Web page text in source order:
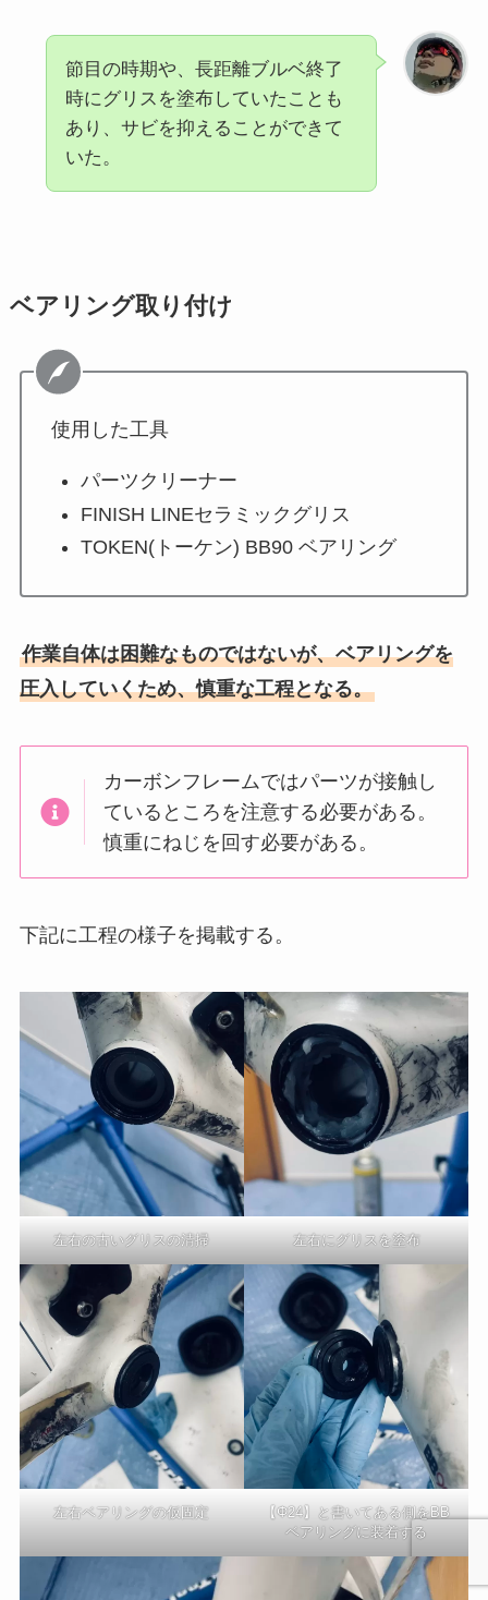
節目の時期や、長距離ブルベ終了
時にグリスを塗布していたことも
あり、サビを抑えることができて
いた。
ベアリング取り付け
使用した工具
パーツクリーナー
FINISH LINEセラミックグリス
TOKEN(トーケン) BB90 ベアリング
作業自体は困難なものではないが、ベアリングを
圧入していくため、慎重な工程となる。
カーボンフレームではパーツが接触し
ているところを注意する必要がある。
慎重にねじを回す必要がある。
下記に工程の様子を掲載する。
左右の古いグリスの清掃 左右にグリスを塗布
左右ベアリングの仮固定
【Φ24】と書いてある側をBB
ベアリングに装着する